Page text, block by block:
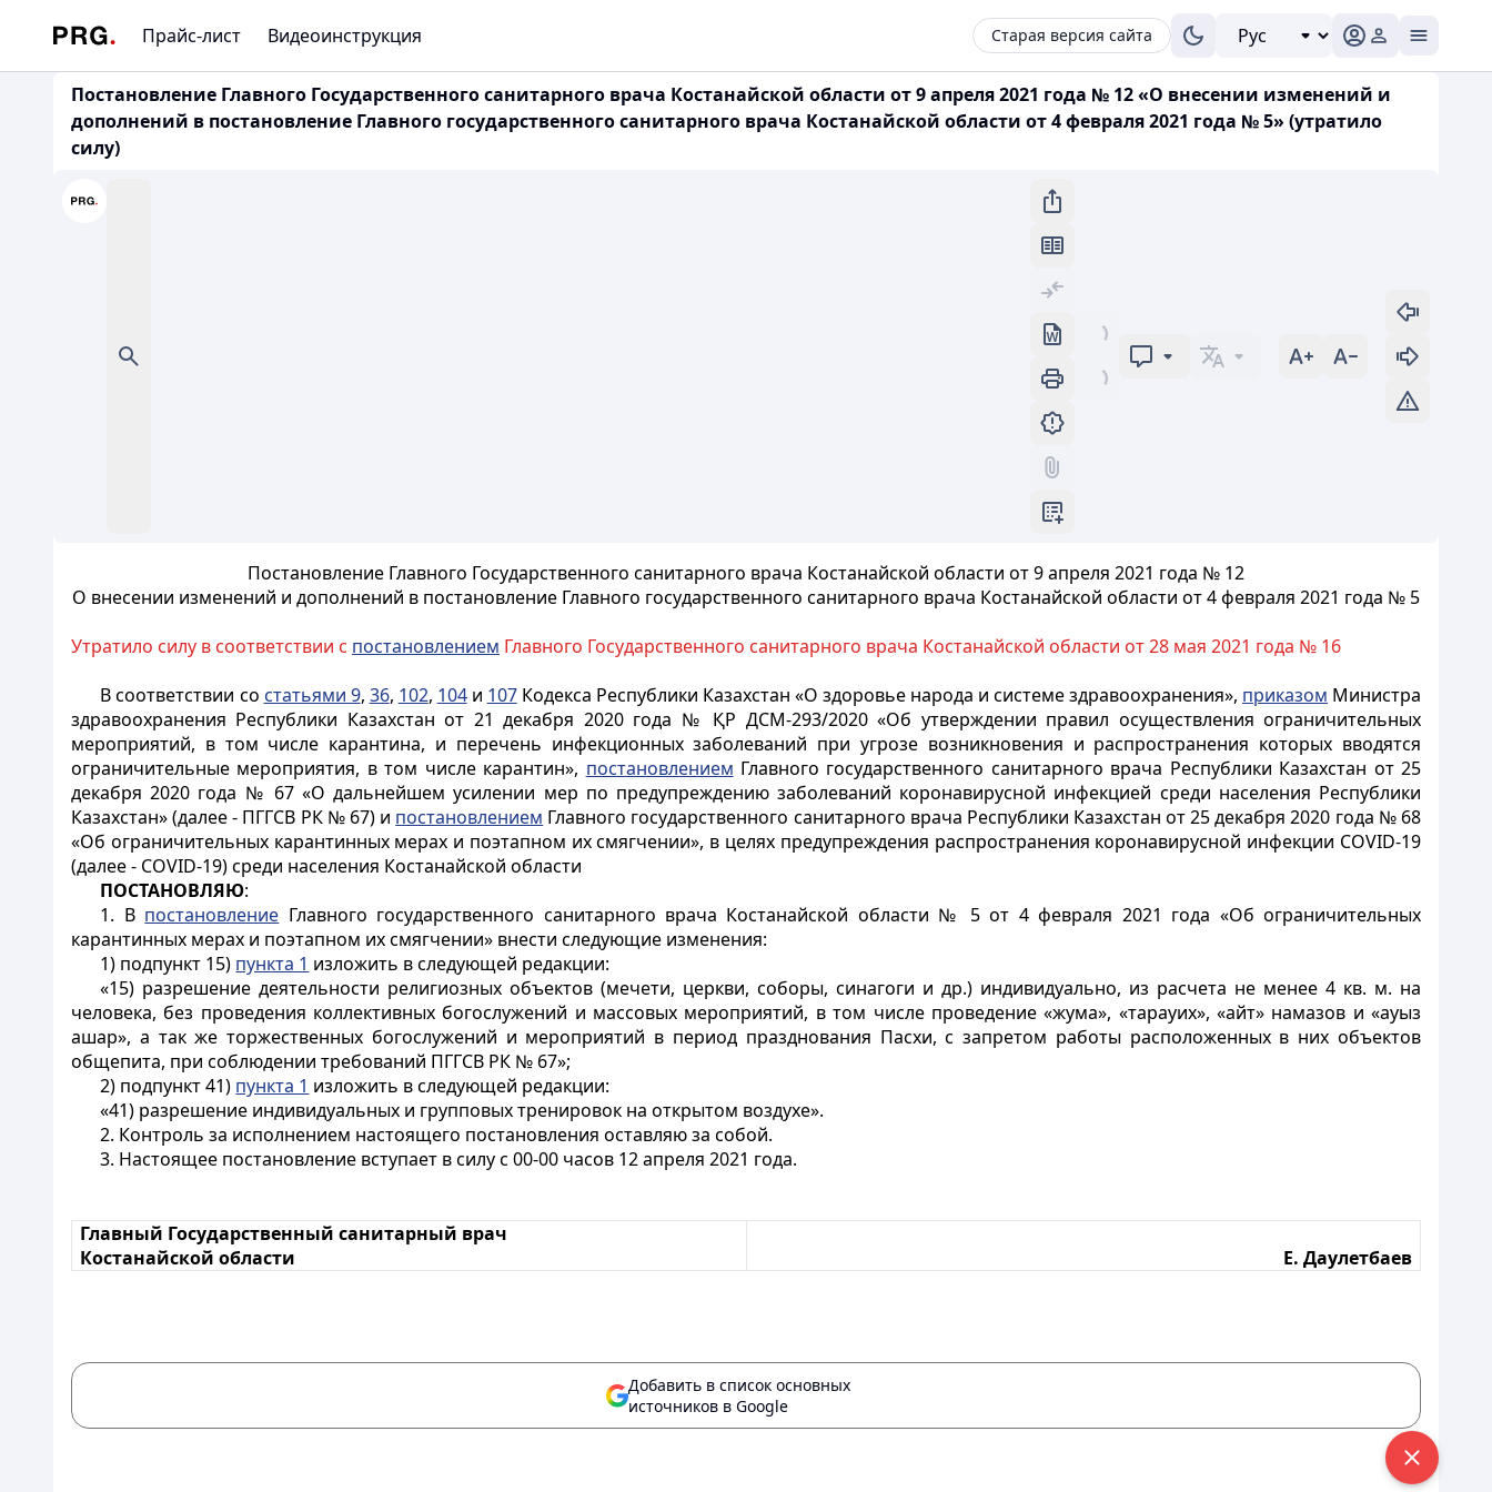
Прайс-лист Видеоинструкция Старая версия сайта
Постановление Главного Государственного санитарного врача Костанайской области от 9 апреля 2021 года № 12 «О внесении изменений и
дополнений в постановление Главного государственного санитарного врача Костанайской области от 4 февраля 2021 года № 5» (утратило
силу)
Постановление Главного Государственного санитарного врача Костанайской области от 9 апреля 2021 года № 12
О внесении изменений и дополнений в постановление Главного государственного санитарного врача Костанайской области от 4 февраля 2021 года № 5
Утратило силу в соответствии с постановлением Главного Государственного санитарного врача Костанайской области от 28 мая 2021 года № 16
В соответствии со статьями 9, 36, 102, 104и 107Кодекса Республики Казахстан «О здоровье народа и системе здравоохранения», приказом Министра
здравоохранения Республики Казахстан от 21 декабря 2020 года № ҚР ДСМ-293/2020 «Об утверждении правил осуществления ограничительных
мероприятий, в том числе карантина, и перечень инфекционных заболеваний при угрозе возникновения и распространения которых вводятся
ограничительные мероприятия, в том числе карантин», постановлением Главного государственного санитарного врача Республики Казахстан от 25
декабря 2020 года № 67 «О дальнейшем усилении мер по предупреждению заболеваний коронавирусной инфекцией среди населения Республики
Казахстан» (далее - ПГГСВ РК № 67) и постановлением Главного государственного санитарного врача Республики Казахстан от 25 декабря 2020 года № 68
«Об ограничительных карантинных мерах и поэтапном их смягчении», в целях предупреждения распространения коронавирусной инфекции COVID-19
(далее - COVID-19) среди населения Костанайской области
ПОСТАНОВЛЯЮ:
1. В постановление Главного государственного санитарного врача Костанайской области № 5 от 4 февраля 2021 года «Об ограничительных
карантинных мерах и поэтапном их смягчении» внести следующие изменения:
1) подпункт 15) пункта 1 изложить в следующей редакции:
«15) разрешение деятельности религиозных объектов (мечети, церкви, соборы, синагоги и др.) индивидуально, из расчета не менее 4 кв. м. на
человека, без проведения коллективных богослужений и массовых мероприятий, в том числе проведение «жума», «тарауих», «айт» намазов и «ауыз
ашар», а так же торжественных богослужений и мероприятий в период празднования Пасхи, с запретом работы расположенных в них объектов
общепита, при соблюдении требований ПГГСВ РК № 67»;
2) подпункт 41) пункта 1 изложить в следующей редакции:
«41) разрешение индивидуальных и групповых тренировок на открытом воздухе».
2. Контроль за исполнением настоящего постановления оставляю за собой.
3. Настоящее постановление вступает в силу с 00-00 часов 12 апреля 2021 года.
Главный Государственный санитарный врач
Костанайской области
Е. Даулетбаев
Добавить в список основных
источников в Google